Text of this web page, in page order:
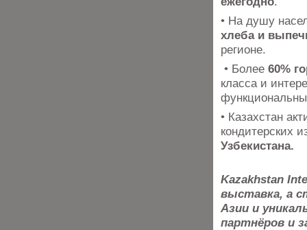
• На душу
хлеба и
регионе.
• Более 60%
класса и
• Казахстан
кондитерских
Узбекистана.
Kazakhstan
выставка, а
Азии и
партнёров и